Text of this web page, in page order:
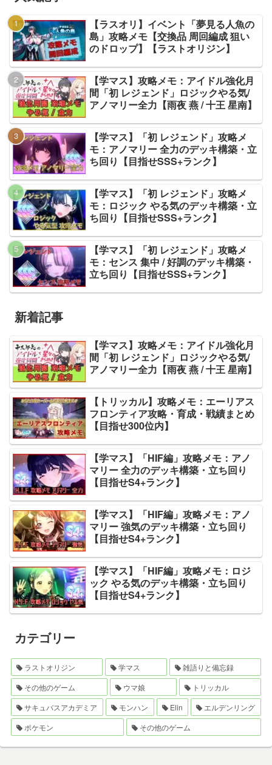
【ラスオリ】イベント「夢見る人魚の
島」攻略メモ【交換品 周回編成 狙い
のドロップ】【ラストオリジン】
【学マス】攻略メモ：アイドル強化月
間「初 レジェンド」ロジックやる気/
アノマリー全力【雨夜 燕 / 十王 星南】
【学マス】「初 レジェンド」攻略メ
モ：アノマリー 全力のデッキ構築・立
ち回り【目指せSSS+ランク】
【学マス】「初 レジェンド」攻略メ
モ：ロジック やる気のデッキ構築・立
ち回り【目指せSSS+ランク】
【学マス】「初 レジェンド」攻略メ
モ：センス 集中 / 好調のデッキ構築・
立ち回り【目指せSSS+ランク】
新着記事
【学マス】攻略メモ：アイドル強化月
間「初 レジェンド」ロジックやる気/
アノマリー全力【雨夜 燕 / 十王 星南】
【トリッカル】攻略メモ：エーリアス
フロンティア攻略・育成・戦績まとめ
【目指せ300位内】
【学マス】「HIF編」攻略メモ：アノ
マリー 全力のデッキ構築・立ち回り
【目指せS4+ランク】
【学マス】「HIF編」攻略メモ：アノ
マリー 強気のデッキ構築・立ち回り
【目指せS4+ランク】
【学マス】「HIF編」攻略メモ：ロジ
ック やる気のデッキ構築・立ち回り
【目指せS4+ランク】
カテゴリー
ラストオリジン 学マス
雑語りと備忘録
その他のゲーム
ウマ娘
トリッカル
サキュバスアカデミア
モンハン Elin
エルデンリング
ポケモン
その他のゲーム